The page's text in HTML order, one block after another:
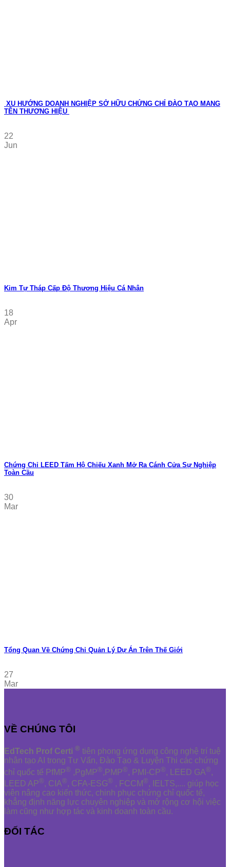
XU HƯỚNG DOANH NGHIỆP SỞ HỮU CHỨNG CHỈ ĐÀO TẠO MANG
TÊN THƯƠNG HIỆU
22
Jun
Kim Tự Tháp Cấp Độ Thương Hiệu Cá Nhân
18
Apr
Chứng Chỉ LEED Tấm Hộ Chiếu Xanh Mở Ra Cánh Cửa Sự Nghiệp
Toàn Cầu
30
Mar
Tổng Quan Về Chứng Chỉ Quản Lý Dự Án Trên Thế Giới
27
Mar
VỀ CHÚNG TÔI
EdTech Prof Certi ® tiên phong ứng dụng công nghệ trí tuệ
nhân tạo AI trong Tư Vấn, Đào Tạo & Luyện Thi các chứng
chỉ quốc tế PfMP® ,PgMP®,PMP®, PMI-CP®, LEED GA®,
LEED AP®, CIA®, CFA-ESG® , FCCM®, IELTS,.... giúp học
viên nâng cao kiến thức, chinh phục chứng chỉ quốc tế,
khẳng định năng lực chuyên nghiệp và mở rộng cơ hội việc
làm cũng như hợp tác và kinh doanh toàn cầu.
ĐỐI TÁC